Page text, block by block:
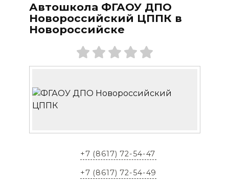
Автошкола ФГАОУ ДПО
Новороссийский ЦППК в
Новороссийске
+7 (8617) 72-54-47
+7 (8617) 72-54-49